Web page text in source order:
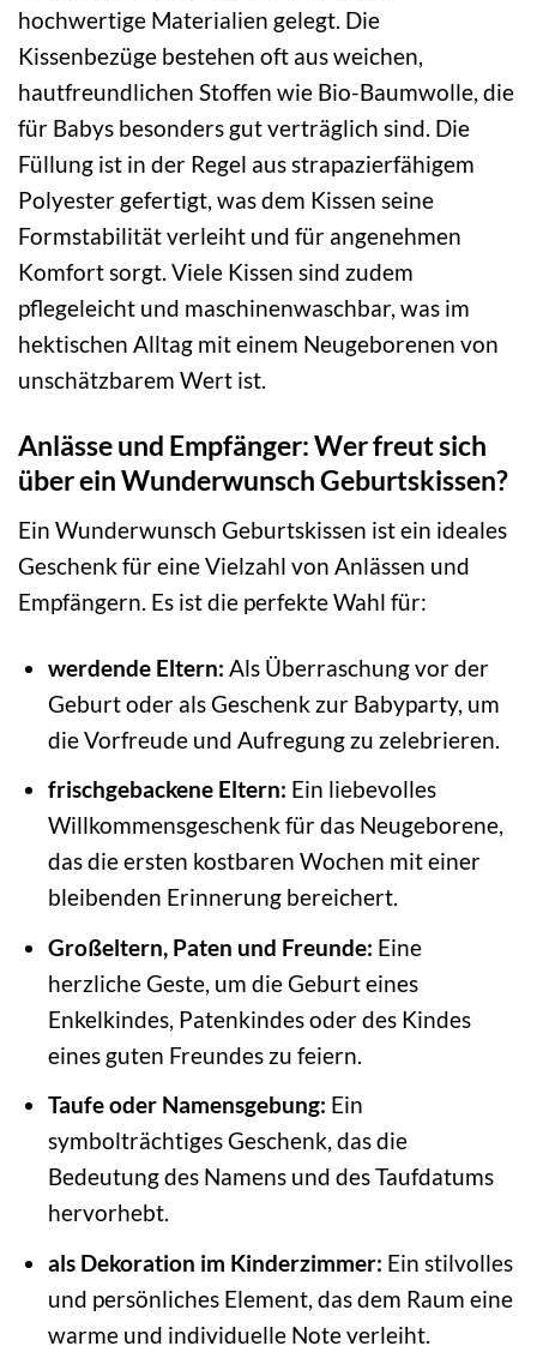
hochwertige Materialien gelegt. Die
Kissenbezüge bestehen oft aus weichen,
hautfreundlichen Stoffen wie Bio-Baumwolle, die
für Babys besonders gut verträglich sind. Die
Füllung ist in der Regel aus strapazierfähigem
Polyester gefertigt, was dem Kissen seine
Formstabilität verleiht und für angenehmen
Komfort sorgt. Viele Kissen sind zudem
pflegeleicht und maschinenwaschbar, was im
hektischen Alltag mit einem Neugeborenen von
unschätzbarem Wert ist.
Anlässe und Empfänger: Wer freut sich
über ein Wunderwunsch Geburtskissen?
Ein Wunderwunsch Geburtskissen ist ein ideales
Geschenk für eine Vielzahl von Anlässen und
Empfängern. Es ist die perfekte Wahl für:
werdende Eltern: Als Überraschung vor der
Geburt oder als Geschenk zur Babyparty, um
die Vorfreude und Aufregung zu zelebrieren.
frischgebackene Eltern: Ein liebevolles
Willkommensgeschenk für das Neugeborene,
das die ersten kostbaren Wochen mit einer
bleibenden Erinnerung bereichert.
Großeltern, Paten und Freunde: Eine
herzliche Geste, um die Geburt eines
Enkelkindes, Patenkindes oder des Kindes
eines guten Freundes zu feiern.
Taufe oder Namensgebung: Ein
symbolträchtiges Geschenk, das die
Bedeutung des Namens und des Taufdatums
hervorhebt.
als Dekoration im Kinderzimmer: Ein stilvolles
und persönliches Element, das dem Raum eine
warme und individuelle Note verleiht.